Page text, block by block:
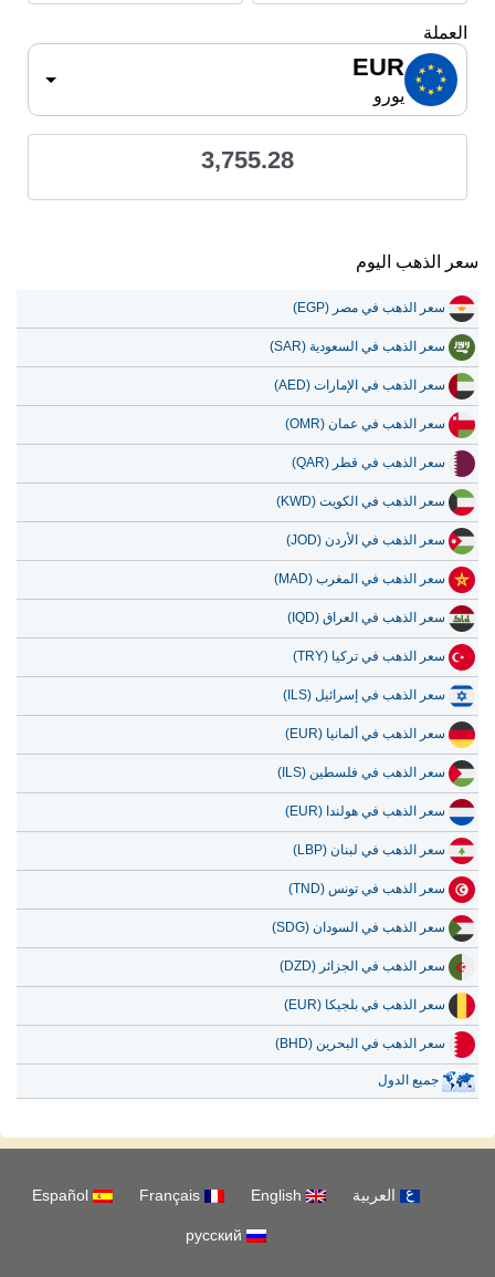
العملة
EUR
يورو
3,755.28
سعر الذهب اليوم
سعر الذهب في مصر (EGP)
سعر الذهب في السعودية (SAR)
سعر الذهب في الإمارات (AED)
سعر الذهب في عمان (OMR)
سعر الذهب في قطر (QAR)
سعر الذهب في الكويت (KWD)
سعر الذهب في الأردن (JOD)
سعر الذهب في المغرب (MAD)
سعر الذهب في العراق (IQD)
سعر الذهب في تركيا (TRY)
سعر الذهب في إسرائيل (ILS)
سعر الذهب في ألمانيا (EUR)
سعر الذهب في فلسطين (ILS)
سعر الذهب في هولندا (EUR)
سعر الذهب في لبنان (LBP)
سعر الذهب في تونس (TND)
سعر الذهب في السودان (SDG)
سعر الذهب في الجزائر (DZD)
سعر الذهب في بلجيكا (EUR)
سعر الذهب في البحرين (BHD)
جميع الدول
العربية Français
Español